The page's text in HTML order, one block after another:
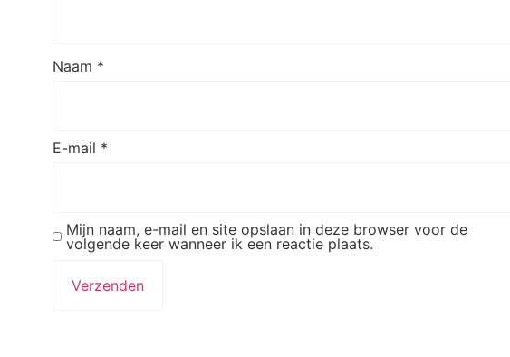
Naam *
E-mail *
Mijn naam, e-mail en site opslaan in deze browser voor de
volgende keer wanneer ik een reactie plaats.